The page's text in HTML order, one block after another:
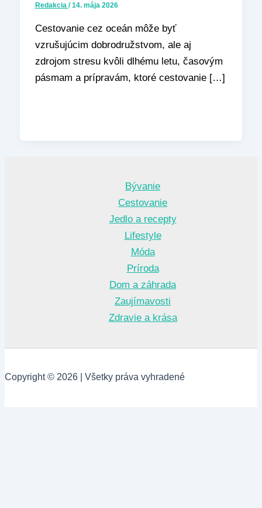
Redakcia /14. mája 2026
Cestovanie cez oceán môže byť
vzrušujúcim dobrodružstvom, ale aj
zdrojom stresu kvôli dlhému letu, časovým
pásmam a prípravám, ktoré cestovanie […]
Bývanie
Cestovanie
Jedlo a recepty
Lifestyle
Móda
Príroda
Dom a záhrada
Zaujímavosti
Zdravie a krása
Copyright © 2026 | Všetky práva vyhradené